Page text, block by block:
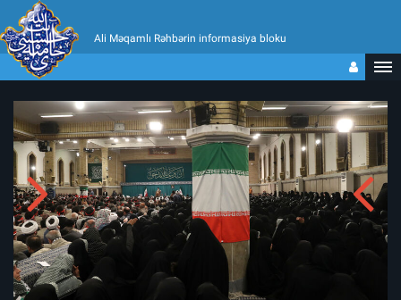
Ali Məqamlı Rəhbərin informasiya bloku